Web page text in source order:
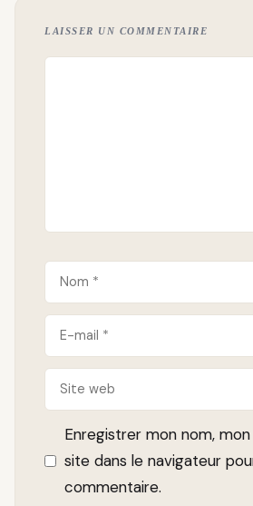
LAISSER UN COMMENTAIRE
Nom
E-
mail
Site
web
Enregistrer mon nom,
site dans le navigateur
commentaire.